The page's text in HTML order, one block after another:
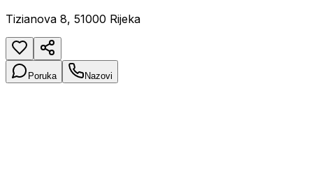
Tizianova 8, 51000 Rijeka
Poruka Nazovi